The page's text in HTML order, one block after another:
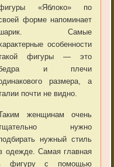
«Яблоко» по
форме напоминает
Самые
особенности
фигуры — это
и плечи
размера, а
почти не видно.
женщинам очень
нужно
нужный стиль
одежде. Самая главная
фигуру с помощью